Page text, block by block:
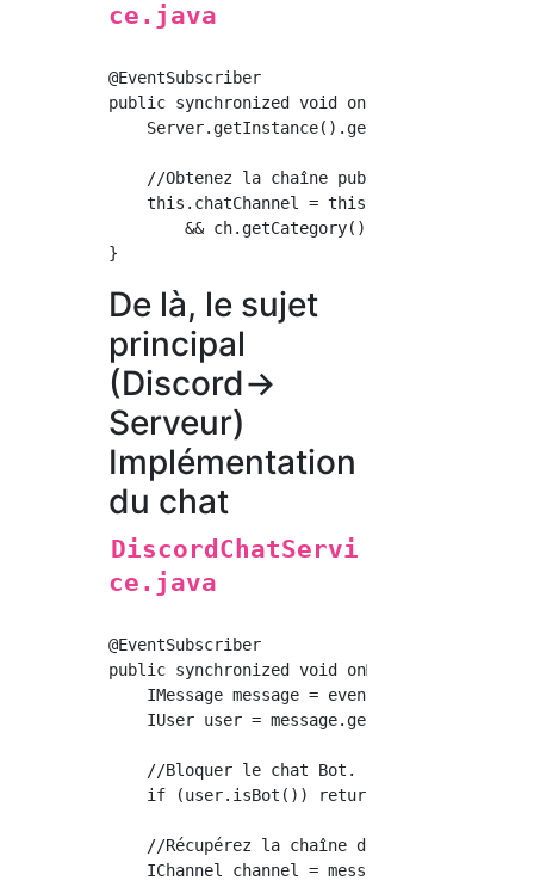
ce.java
@EventSubscriber
public synchronized void
    //Obtenez la chaîne publiée par Bot ici.
this.chatChannel =
&&
De là, le sujet
principal
(Discord->
Serveur)
Implémentation
du chat
DiscordChatServi
ce.java
@EventSubscriber
public synchronized void
    IMessage message = event.getMessage();
    IUser user = message.getAuthor();
    //Bloquer le chat Bot.
    if (user.isBot()) return;
    //Récupérez la chaîne du message.
    IChannel channel = message.getChannel();